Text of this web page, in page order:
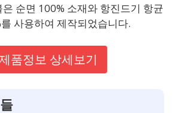
순면 100% 소재와 항진드기 항균
사용하여 제작되었습니다.
품정보 상세보기